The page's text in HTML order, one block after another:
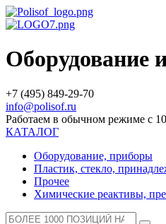
Оборудование
+7 (495) 849-29-70
info@polisof.ru
Работаем в обычном режиме с
КАТАЛОГ
Оборудование, приборы
Пластик, стекло,
Прочее
Химические реактивы,